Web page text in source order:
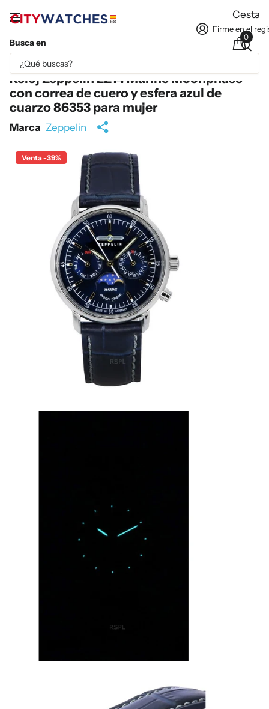
Busca en
Firme en el
Cesta
0
Parte del contenido se ha traducido automáticamente.
Reloj Zeppelin LZ14 Marine Moonphase
con correa de cuero y esfera azul de
cuarzo 86353 para mujer
Marca Zeppelin
Venta -39%